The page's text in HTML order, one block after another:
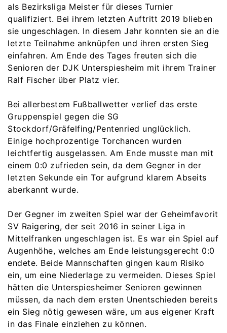
als Bezirksliga Meister für dieses Turnier
qualifiziert. Bei ihrem letzten Auftritt 2019 blieben
sie ungeschlagen. In diesem Jahr konnten sie an die
letzte Teilnahme anknüpfen und ihren ersten Sieg
einfahren. Am Ende des Tages freuten sich die
Senioren der DJK Unterspiesheim mit ihrem Trainer
Ralf Fischer über Platz vier.
Bei allerbestem Fußballwetter verlief das erste
Gruppenspiel gegen die SG
Stockdorf/Gräfelfing/Pentenried unglücklich.
Einige hochprozentige Torchancen wurden
leichtfertig ausgelassen. Am Ende musste man mit
einem 0:0 zufrieden sein, da dem Gegner in der
letzten Sekunde ein Tor aufgrund klarem Abseits
aberkannt wurde.
Der Gegner im zweiten Spiel war der Geheimfavorit
SV Raigering, der seit 2016 in seiner Liga in
Mittelfranken ungeschlagen ist. Es war ein Spiel auf
Augenhöhe, welches am Ende leistungsgerecht 0:0
endete. Beide Mannschaften gingen kaum Risiko
ein, um eine Niederlage zu vermeiden. Dieses Spiel
hätten die Unterspiesheimer Senioren gewinnen
müssen, da nach dem ersten Unentschieden bereits
ein Sieg nötig gewesen wäre, um aus eigener Kraft
in das Finale einziehen zu können.